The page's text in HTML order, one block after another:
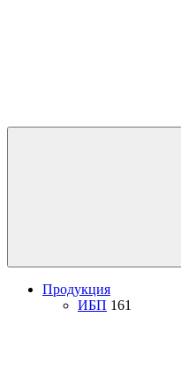
Продукция
ИБП 161